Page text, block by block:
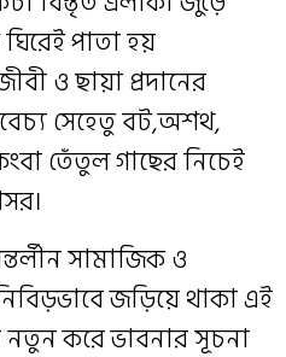
পাতা হয়
ও ছায়া প্রদানের
সেহেতু বট,অশথ,
তেঁতুল গাছের নিচেই
সামাজিক ও
জড়িয়ে থাকা এই
নতুন করে ভাবনার সূচনা